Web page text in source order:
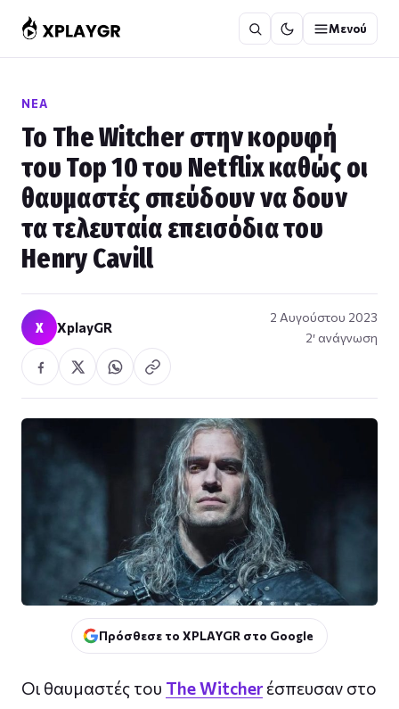
στο
περιεχόμενο
Μενού
ΝΈΑ
Το The Witcher στην κορυφή
του Top 10 του Netflix καθώς οι
θαυμαστές σπεύδουν να δουν
τα τελευταία επεισόδια του
Henry Cavill
X XplayGR
2 Αυγούστου 2023
2′ ανάγνωση
Πρόσθεσε το XPLAYGR στο Google
Οι θαυμαστές του The Witcher έσπευσαν στο